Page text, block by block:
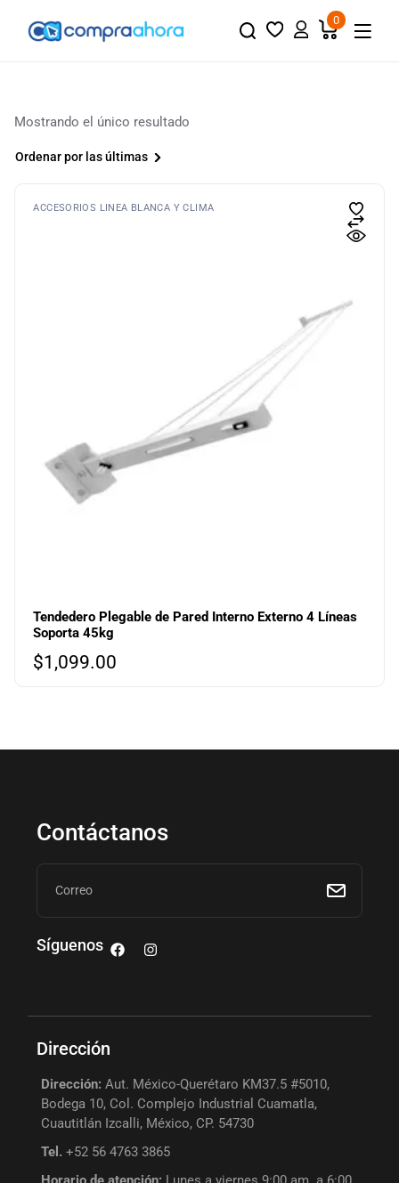
0
Mostrando el único resultado
Ordenar por las últimas
ACCESORIOS LINEA BLANCA Y CLIMA
Tendedero Plegable de Pared Interno Externo 4 Líneas
Soporta 45kg
$1,099.00
Contáctanos
Síguenos
Dirección
Dirección: Aut. México-Querétaro KM37.5 #5010,
Bodega 10, Col. Complejo Industrial Cuamatla,
Cuautitlán Izcalli, México, CP. 54730
Tel. +52 56 4763 3865